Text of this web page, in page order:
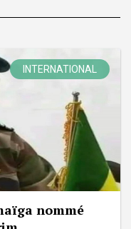
INTERNATIONAL
nommé